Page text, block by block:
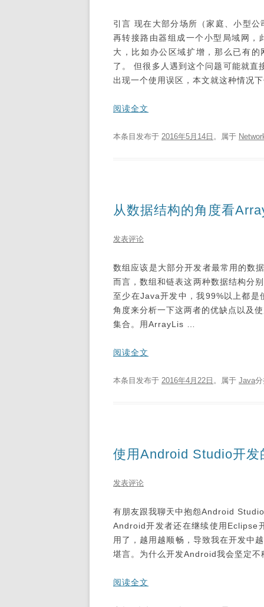
引言 现在大部分场所（家庭、小型
再转接路由器组成一个小型局域网，
大，比如办公区域扩增，那么已有
了。 但很多人遇到这个问题可能就直
出现一个使用误区，本文就这种情况
阅读全文
本条目发布于 2016年5月14日 。属于
从数据结构的角度看
发表评论
数组应该是大部分开发者最常用的数
而言，数组和链表这两种数据结构分
至少在Java开发中，我99%以上都
角度来分析一下这两者的优缺点以及
集合。用ArrayLis …
阅读全文
本条目发布于 2016年4月22日 。属于 Java
使用Android Studio开发
发表评论
有朋友跟我聊天中抱怨Android
Android开发者还在继续使用Eclipse
用了，越用越顺畅，导致我在开发中
堪言。为什么开发Android我会坚定
阅读全文